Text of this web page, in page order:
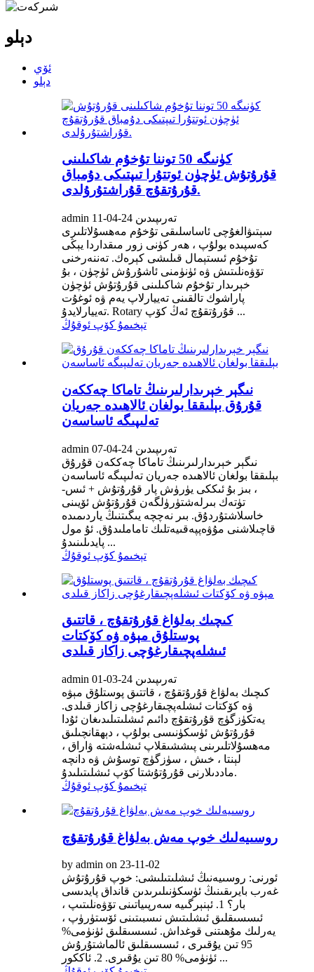
دېلو
ئۆي
دېلو
كۈنىگە 50 توننا تۇخۇم شاكىلىنى
قۇرۇتۇش ئۈچۈن ئوتتۇرا تىپتىكى دۇمباق
قۇرۇتقۇچ قۇراشتۇرۇلدى.
admin تەرىپىدىن 24-04-11
سېتىۋالغۇچى ئاساسلىقى تۇخۇم مەھسۇلاتلىرى
كەسپىدە بولۇپ ، ھەر كۈنى زور مىقداردا يېڭى
تۇخۇم ئىستېمال قىلىشى كېرەك. تەننەرخنى
تۆۋەنلىتىش ۋە ئۈنۈمنى ئاشۇرۇش ئۈچۈن ، بۇ
خېرىدار تۇخۇم شاكىلىنى قۇرۇتۇش ئۈچۈن
پاراشوك تالقىنى تەييارلاپ يەم ۋە ئوغۇت
تەييارلايدۇ. Rotary قۇرۇتقۇچ ئەڭ كۆپ ...
تېخىمۇ كۆپ ئوقۇڭ
نىگېر خېرىدارلىرىنىڭ تاماكا چەككەن
قۇرۇق بېلىققا بولغان ئالاھىدە جەريان
تەلىپىگە ئاساسەن
admin تەرىپىدىن 24-04-07
نىگېر خېرىدارلىرىنىڭ تاماكا چەككەن قۇرۇق
بېلىققا بولغان ئالاھىدە جەريان تەلىپىگە ئاساسەن
، بىز بۇ ئىككى يۈرۈش پار قۇرۇتۇش + ئىس-
تۈتەك بىرلەشتۈرۈلگەن قۇرۇتۇش ئۆيىنى
خاسلاشتۇردۇق. بىر نەچچە يىگىتنىڭ ياردىمىدە
قاچىلاشنى مۇۋەپپەقىيەتلىك تاماملىدۇق. ئۇ مول
پايدىلىنىدۇ ...
تېخىمۇ كۆپ ئوقۇڭ
كىچىك بەلۋاغ قۇرۇتقۇچ ، قاتتىق
پوستلۇق مېۋە ۋە كۆكتات
ئىشلەپچىقارغۇچى زاكاز قىلدى
admin تەرىپىدىن 24-03-01
كىچىك بەلۋاغ قۇرۇتقۇچ ، قاتتىق پوستلۇق مېۋە
ۋە كۆكتات ئىشلەپچىقارغۇچى زاكاز قىلدى.
يەتكۈزگۈچ قۇرۇتقۇچ دائىم ئىشلىتىلىدىغان ئۇدا
قۇرۇتۇش ئۈسكۈنىسى بولۇپ ، دېھقانچىلىق
مەھسۇلاتلىرىنى پىششىقلاپ ئىشلەشتە ۋاراق ،
لېنتا ، خىش ، سۈزگۈچ توسۇش ۋە دانچە
ماددىلارنى قۇرۇتۇشتا كۆپ ئىشلىتىلىدۇ.
تېخىمۇ كۆپ ئوقۇڭ
روسىيەلىك خوپ مەش بەلۋاغ قۇرۇتقۇچ
by admin on 23-11-02
ئورنى: روسىيەنىڭ ئىشلىتىلىشى: خوپ قۇرۇتۇش
غەرب بايرىقىنىڭ ئۈسكۈنىلىرىدىن قانداق پايدىسى
بار؟ 1. ئېنېرگىيە سەرپىياتىنى تۆۋەنلىتىپ ،
ئىسسىقلىق ئىشلىتىش نىسبىتىنى ئۆستۈرۈپ ،
يەرلىك مۇھىتنى قوغداش. ئىسسىقلىق ئۈنۈمى%
95 تىن يۇقىرى ، ئىسسىقلىق ئالماشتۇرۇش
ئۈنۈمى% 80 تىن يۇقىرى. 2. ئاككور ...